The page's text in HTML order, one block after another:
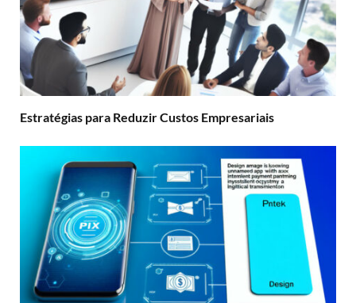
Estratégias para Reduzir Custos Empresariais